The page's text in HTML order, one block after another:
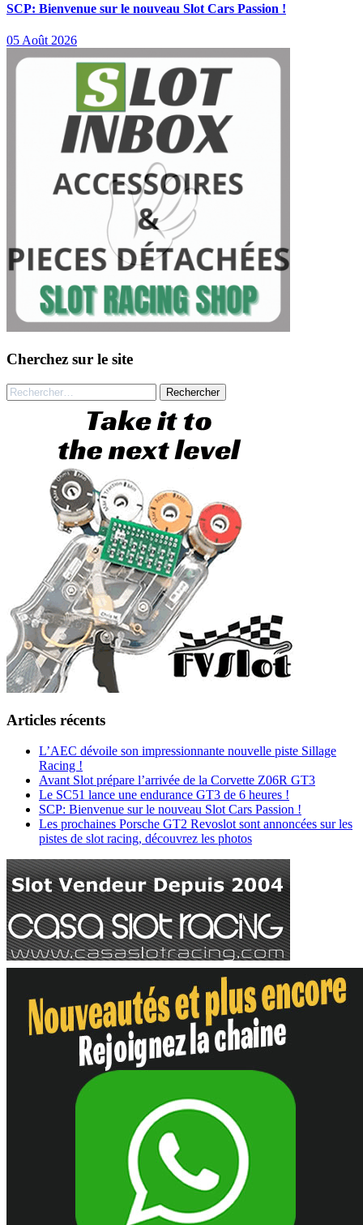
SCP: Bienvenue sur le nouveau Slot Cars Passion !
05 Août 2026
Cherchez sur le site
Rechercher :
Articles récents
L’AEC dévoile son impressionnante nouvelle piste Sillage
Racing !
Avant Slot prépare l’arrivée de la Corvette Z06R GT3
Le SC51 lance une endurance GT3 de 6 heures !
SCP: Bienvenue sur le nouveau Slot Cars Passion !
Les prochaines Porsche GT2 Revoslot sont annoncées sur les
pistes de slot racing, découvrez les photos